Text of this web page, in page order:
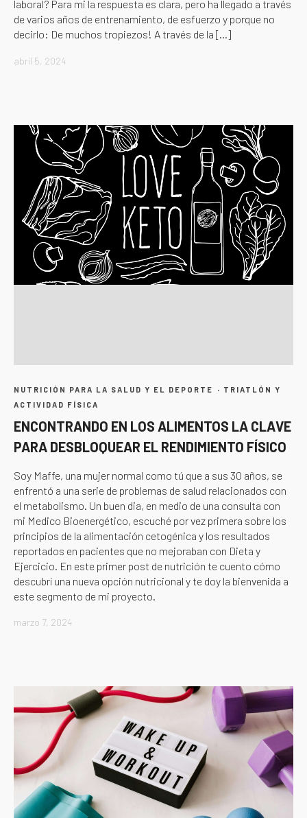
laboral? Para mi la respuesta es clara, pero ha llegado a través
de varios años de entrenamiento, de esfuerzo y porque no
decirlo: De muchos tropiezos! A través de la […]
abril 5, 2024
NUTRICIÓN PARA LA SALUD Y EL DEPORTE · TRIATLÓN Y
ACTIVIDAD FÍSICA
ENCONTRANDO EN LOS ALIMENTOS LA CLAVE
PARA DESBLOQUEAR EL RENDIMIENTO FÍSICO
Soy Maffe, una mujer normal como tú que a sus 30 años, se
enfrentó a una serie de problemas de salud relacionados con
el metabolismo. Un buen dia, en medio de una consulta con
mi Medico Bioenergético, escuché por vez primera sobre los
principios de la alimentación cetogénica y los resultados
reportados en pacientes que no mejoraban con Dieta y
Ejercicio. En este primer post de nutrición te cuento cómo
descubrí una nueva opción nutricional y te doy la bienvenida a
este segmento de mi proyecto.
marzo 7, 2024